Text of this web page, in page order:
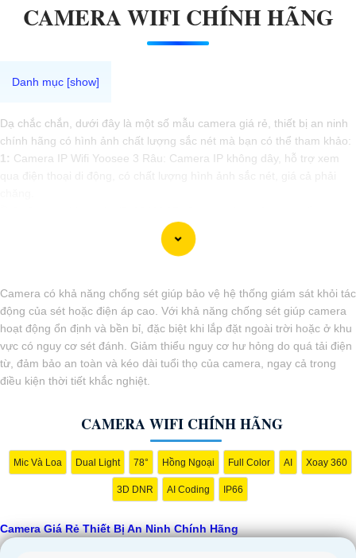
CAMERA WIFI CHÍNH HÃNG
Dạ chắc chắn, dưới đây là một số mẫu camera giá rẻ, thiết bị an ninh
chính hãng có hình ảnh chất lượng sắc nét mà bạn có thể tham khảo:
1: Camera IP Wifi Yoosee 3 Râu: Camera IP không dây, hỗ trợ xem
Full HD, hỗ trợ xoay 360 độ, phù hợp cho việc lắp đặt trong nhà hoặc
🔖4:Camera Dahua HAC-HDBW1200RP-Z: Camera dome chất lượng
2MP, hỗ trợ các tính năng như chống ngược sáng, chống nước.
Nhớ kiểm tra kỹ thông số kỹ thuật cũng như nguồn gốc xuất xứ của
sản phẩm trước khi mua nhé đểHoàn toàn tin cậylà sản phẩm chính
hãng và đáng tin cậy.
Camera có khả năng chống sét giúp bảo vệ hệ thống giám sát khỏi tác
động của sét hoặc điện áp cao. Với khả năng chống sét giúp camera
hoạt động ổn định và bền bỉ, đặc biệt khi lắp đặt ngoài trời hoặc ở khu
vực có nguy cơ sét đánh. Giảm thiểu nguy cơ hư hỏng do quá tải điện
từ, đảm bảo an toàn và kéo dài tuổi thọ của camera, ngay cả trong
điều kiện thời tiết khắc nghiệt.
CAMERA WIFI CHÍNH HÃNG
Mic Và Loa Dual Light 78° Hồng Ngoại Full Color AI Xoay 360
3D DNR AI Coding IP66
Camera Giá Rẻ Thiết Bị An Ninh Chính Hãng